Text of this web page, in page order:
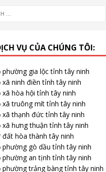
VỤ CỦA CHÚNG TÔI:
phường gia lộc tỉnh tây ninh
ninh điền tỉnh tây ninh
xã hòa hội tỉnh tây ninh
xã truông mít tỉnh tây ninh
xã thạnh đức tỉnh tây ninh
xã hưng thuận tỉnh tây ninh
đất hòa thành tây ninh
phường gò dầu tỉnh tây ninh
phường an tịnh tỉnh tây ninh
phường trảng bàng tỉnh tây ninh